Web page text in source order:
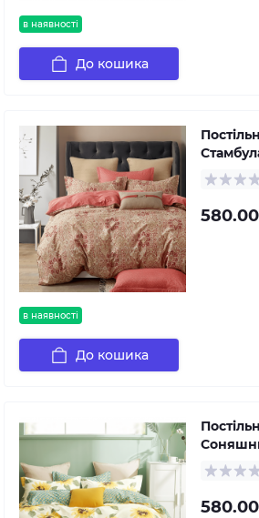
в наявності
До кошика
в наявності
До кошика